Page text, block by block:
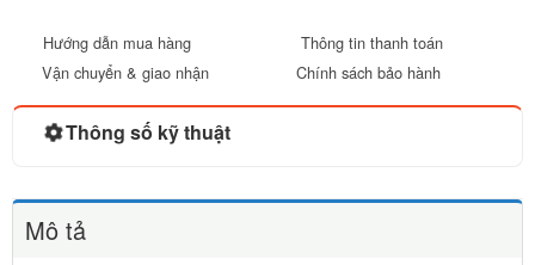
Hướng dẫn mua hàng
Thông tin thanh toán
Vận chuyển & giao nhận
Chính sách bảo hành
Mô tả
Thông số kỹ thuật